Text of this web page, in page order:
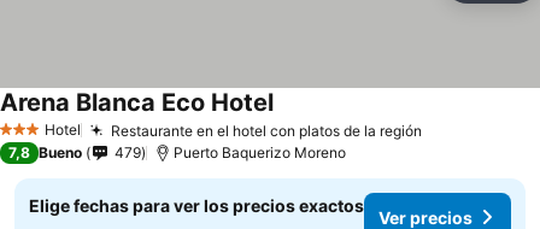
3 Estrellas
Hotel Restaurante en el hotel con platos de la región
Arena Blanca Eco HotelVer precios
7,8 Bueno 479 Puerto Baquerizo Moreno
Elige fechas para ver los precios exactos
Ver precios